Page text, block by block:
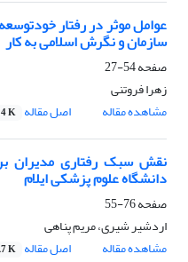
عوامل موثر در رفتار
سازمان و نگرش اسلامی به کار
صفحه54-27
زهرا فروتنی
مشاهده مقاله
اصل مقاله K
نقش سبک رفتاری مدیران
دانشگاه علوم پزشکی ایلام
صفحه76-55
اردشیر شیری، مریم پناهی
مشاهده مقاله
اصل مقاله K